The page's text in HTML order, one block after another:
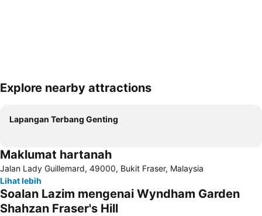
Kembangkan peta
Explore nearby attractions
Lapangan Terbang Genting
Maklumat hartanah
Jalan Lady Guillemard, 49000, Bukit Fraser, Malaysia
Lihat lebih
Soalan Lazim mengenai Wyndham Garden
Shahzan Fraser's Hill